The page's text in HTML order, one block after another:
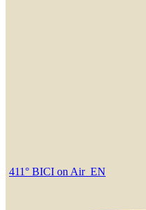
411° BICI on Air_EN